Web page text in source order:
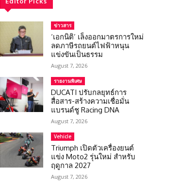
ข่าวสาร
‘เอกนิติ’ เล็งออกมาตรการใหม่
ลดภาษีรถยนต์ไฟฟ้าหนุน
แข่งขันเป็นธรรม
August 7, 2026
รายงานพิเศษ
DUCATI ปรับกลยุทธ์การ
สื่อสาร-สร้างความเชื่อมั่น
แบรนด์ชู Racing DNA
August 7, 2026
Vehicle
Triumph เปิดตัวเครื่องยนต์
แข่ง Moto2 รุ่นใหม่ สำหรับ
ฤดูกาล 2027
August 7, 2026